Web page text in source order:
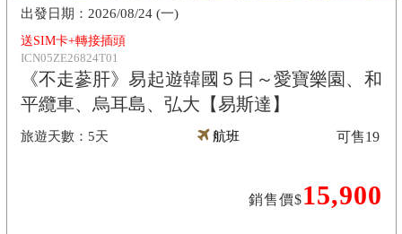
送SIM卡+轉接插頭
ICN05ZE26824T01
《不走蔘肝》易起遊韓國５日～愛寶樂園、和
平纜車、烏耳島、弘大【易斯達】
5天
2026/08/24 (一)
航班
銷售價$15,900
可售19